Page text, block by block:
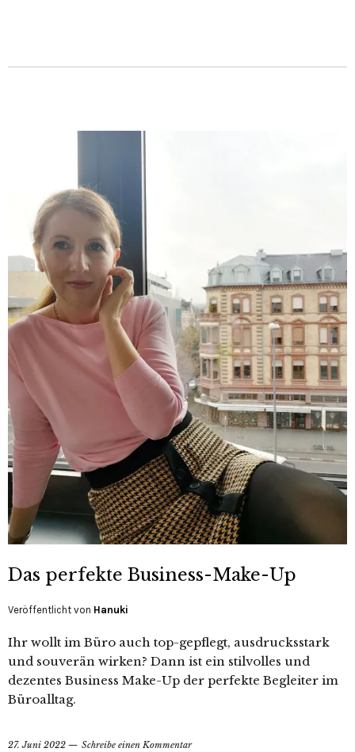
Das perfekte Business-Make-Up
Veröffentlicht von Hanuki
Ihr wollt im Büro auch top-gepflegt, ausdrucksstark
und souverän wirken? Dann ist ein stilvolles und
dezentes Business Make-Up der perfekte Begleiter im
Büroalltag.
27. Juni 2022
Schreibe einen Kommentar